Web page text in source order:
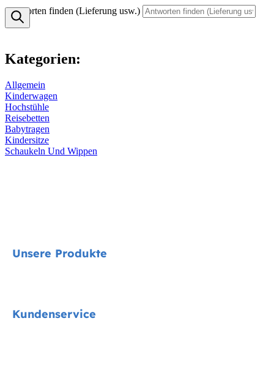
Antworten finden (Lieferung usw.)
Kategorien:
Allgemein
Kinderwagen
Hochstühle
Reisebetten
Babytragen
Kindersitze
Schaukeln Und Wippen
Unsere Produkte
Kundenservice